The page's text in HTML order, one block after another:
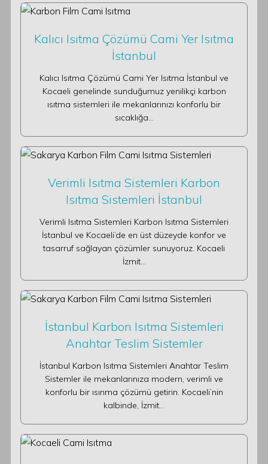
Kalıcı Isıtma Çözümü Cami Yer Isıtma
İstanbul
Kalıcı Isıtma Çözümü Cami Yer Isıtma İstanbul ve
Kocaeli genelinde sunduğumuz yenilikçi karbon
ısıtma sistemleri ile mekanlarınızı konforlu bir
sıcaklığa…
Verimli Isıtma Sistemleri Karbon
Isıtma Sistemleri İstanbul
Verimli Isıtma Sistemleri Karbon Isıtma Sistemleri
İstanbul ve Kocaeli’de en üst düzeyde konfor ve
tasarruf sağlayan çözümler sunuyoruz. Kocaeli
İzmit…
İstanbul Karbon Isıtma Sistemleri
Anahtar Teslim Sistemler
İstanbul Karbon Isıtma Sistemleri Anahtar Teslim
Sistemler ile mekanlarınıza modern, verimli ve
konforlu bir ısınma çözümü getirin. Kocaeli’nin
kalbinde, İzmit…